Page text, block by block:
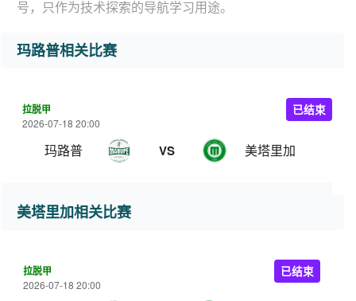
号，只作为技术探索的导航学习用途。
玛路普相关比赛
拉脱甲
2026-07-18 20:00
玛路普 VS 美塔里加
已结束
美塔里加相关比赛
拉脱甲
2026-07-18 20:00
已结束